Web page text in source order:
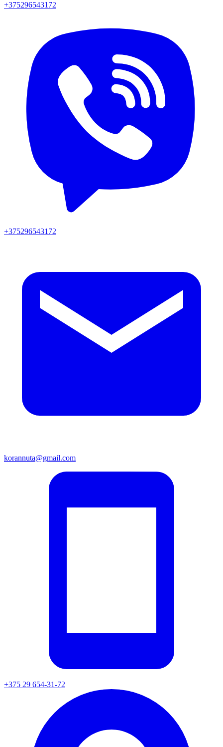
+375296543172
+375296543172
korannuta@gmail.com
+375 29 654-31-72